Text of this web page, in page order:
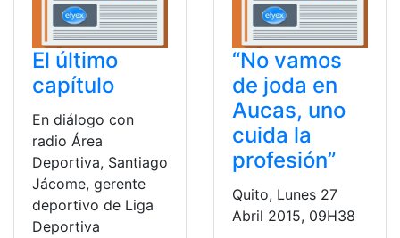
El último
capítulo
En diálogo con
radio Área
Deportiva, Santiago
Jácome, gerente
deportivo de Liga
Deportiva
“No vamos
de joda en
Aucas, uno
cuida la
profesión”
Quito, Lunes 27
Abril 2015, 09H38